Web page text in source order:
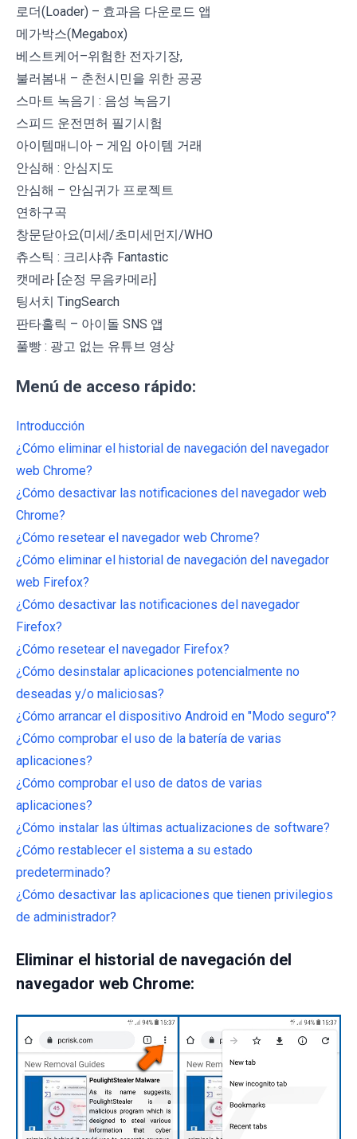
로더(Loader) – 효과음 다운로드 앱
메가박스(Megabox)
베스트케어–위험한 전자기장,
불러봄내 – 춘천시민을 위한 공공
스마트 녹음기 : 음성 녹음기
스피드 운전면허 필기시험
아이템매니아 – 게임 아이템 거래
안심해 : 안심지도
안심해 – 안심귀가 프로젝트
연하구곡
창문닫아요(미세/초미세먼지/WHO
츄스틱 : 크리샤츄 Fantastic
캣메라 [순정 무음카메라]
팅서치 TingSearch
판타홀릭 – 아이돌 SNS 앱
풀빵 : 광고 없는 유튜브 영상
Menú de acceso rápido:
Introducción
¿Cómo eliminar el historial de navegación del navegador
web Chrome?
¿Cómo desactivar las notificaciones del navegador web
Chrome?
¿Cómo resetear el navegador web Chrome?
¿Cómo eliminar el historial de navegación del navegador
web Firefox?
¿Cómo desactivar las notificaciones del navegador
Firefox?
¿Cómo resetear el navegador Firefox?
¿Cómo desinstalar aplicaciones potencialmente no
deseadas y/o maliciosas?
¿Cómo arrancar el dispositivo Android en "Modo seguro"?
¿Cómo comprobar el uso de la batería de varias
aplicaciones?
¿Cómo comprobar el uso de datos de varias
aplicaciones?
¿Cómo instalar las últimas actualizaciones de software?
¿Cómo restablecer el sistema a su estado
predeterminado?
¿Cómo desactivar las aplicaciones que tienen privilegios
de administrador?
Eliminar el historial de navegación del
navegador web Chrome: